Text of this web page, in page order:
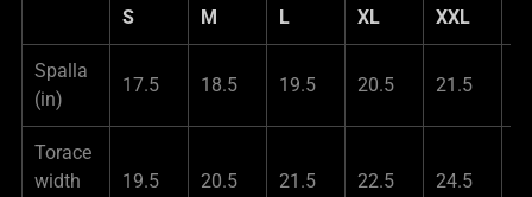
S M L XL XXL
Spalla
(in)
17.5 18.5 19.5 20.5 21.5
Torace
width
19.5 20.5 21.5 22.5 24.5